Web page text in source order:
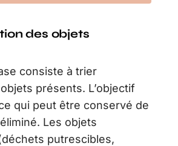
des objets
consiste à trier
présents. L’objectif
qui peut être conservé de
Les objets
putrescibles,